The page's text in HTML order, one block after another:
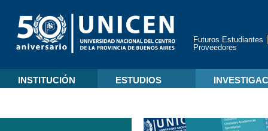
Futuros Estudiantes
Proveedores
INSTITUCIÓN ESTUDIOS